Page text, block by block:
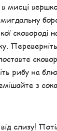
в мисці
рибу на
з
слизу!